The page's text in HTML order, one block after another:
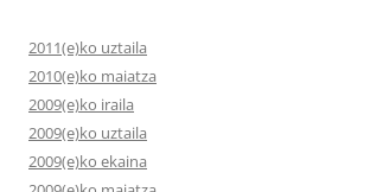
2011(e)ko uztaila
2010(e)ko maiatza
2009(e)ko iraila
2009(e)ko uztaila
2009(e)ko ekaina